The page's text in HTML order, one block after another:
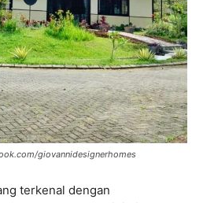
giovannidesignerhomes
terkenal dengan